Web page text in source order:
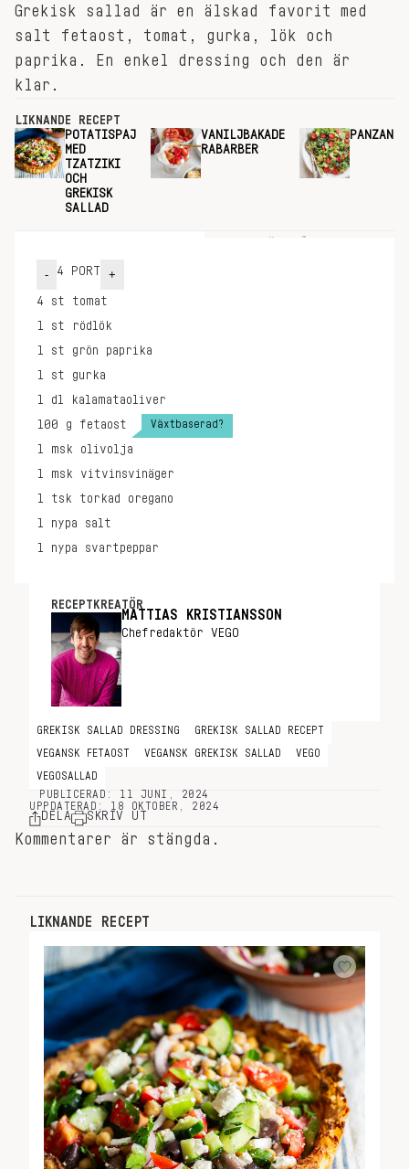
Grekisk sallad är en älskad favorit med
salt fetaost, tomat, gurka, lök och
paprika. En enkel dressing och den är
klar.
LIKNANDE RECEPT
POTATISPAJ
MED
TZATZIKI
OCH
GREKISK
SALLAD
VANILJBAKADE
RABARBER
- 4 PORT +
4 st
tomat
1 st
rödlök
1 st
grön paprika
1 st
gurka
1 dl
kalamataoliver
100 g fetaost Växtbaserad?
1 msk
olivolja
1 msk
vitvinsvinäger
1 tsk
torkad oregano
1 nypa
salt
1 nypa svartpeppar
RECEPTKREATÖR
MATTIAS KRISTIANSSON
Chefredaktör VEGO
GREKISK SALLAD DRESSING GREKISK SALLAD RECEPT
VEGANSK FETAOST VEGANSK GREKISK SALLAD VEGO
VEGOSALLAD
PUBLICERAD: 11 JUNI, 2024
UPPDATERAD: 18 OKTOBER, 2024
DELA SKRIV UT
Kommentarer är stängda.
LIKNANDE RECEPT